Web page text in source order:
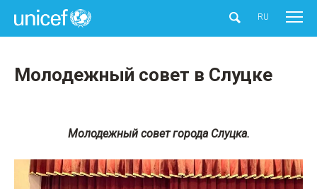
UNICEF RU
Молодежный совет в Слуцке
Молодежный совет города Слуцка.